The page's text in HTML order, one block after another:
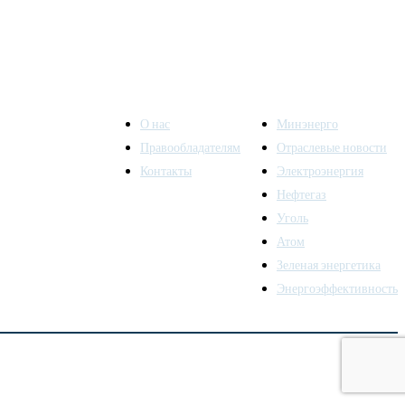
О нас
Правообладателям
Контакты
Минэнерго
Отраслевые новости
Электроэнергия
Нефтегаз
Уголь
Атом
Зеленая энергетика
Энергоэффективность